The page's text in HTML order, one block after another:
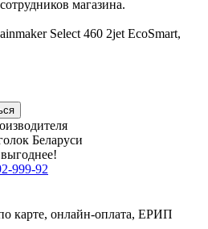
магазина.
Select 460 2jet EcoSmart,
Беларуси
999-92
карте, онлайн-оплата, ЕРИП